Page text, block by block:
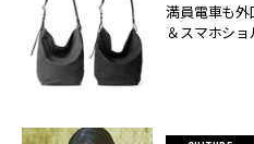
満員電車も
＆スマホシ